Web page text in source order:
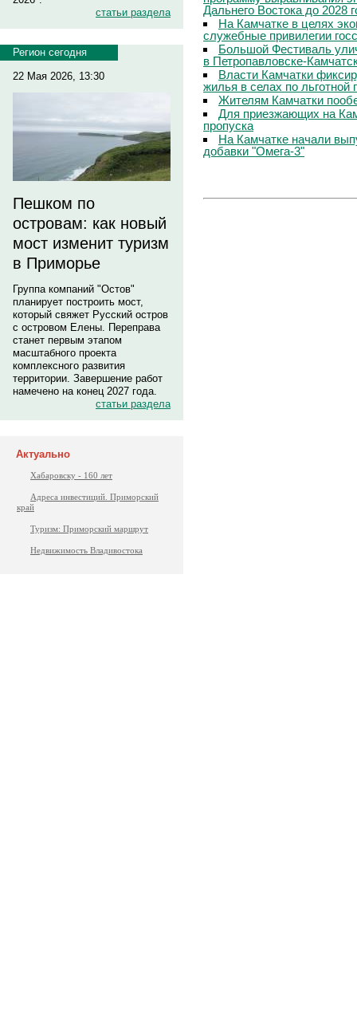
статьи раздела
Регион сегодня
22 Мая 2026, 13:30
Пешком по
островам: как новый
мост изменит туризм
в Приморье
Группа компаний "Остов"
планирует построить мост,
который свяжет Русский остров
с островом Елены. Переправа
станет первым этапом
масштабного проекта
комплексного развития
территории. Завершение работ
намечено на конец 2027 года.
статьи раздела
Актуально
Хабаровску - 160 лет
Адреса инвестиций. Приморский
край
Туризм: Приморский маршрут
Недвижимость Владивостока
Дальнего Востока до 2028
На Камчатке в целях
служебные привилегии
Большой Фестиваль
в Петропавловске-
Власти Камчатки
жилья в селах по льготной
Жителям Камчатки
Для приезжающих на
пропуска
На Камчатке начали
добавки "Омега-3"